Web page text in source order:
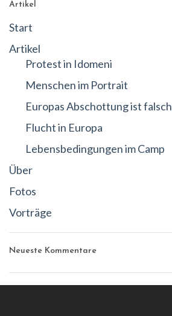
Artikel
Start
Artikel
Protest in Idomeni
Menschen im Portrait
Europas Abschottung ist falsch
Flucht in Europa
Lebensbedingungen im Camp
Über
Fotos
Vorträge
Neueste Kommentare